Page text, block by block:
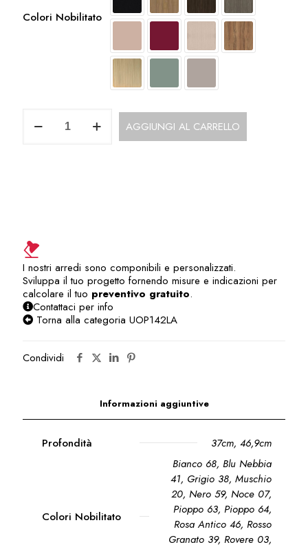
Colori Nobilitato
UOP142LA
AGGIUNGI AL CARRELLO
I nostri arredi sono componibili e personalizzati.
Sviluppa il tuo progetto fornendo misure e indicazioni per
calcolare il tuo preventivo gratuito.
Contattaci per info
Torna alla categoria UOP142LA
Condividi
Informazioni aggiuntive
Profondità 37cm, 46,9cm
Colori Nobilitato
Bianco 68, Blu Nebbia
41, Grigio 38, Muschio
20, Nero 59, Noce 07,
Pioppo 63, Pioppo 64,
Rosa Antico 46, Rosso
Granato 39, Rovere 03,